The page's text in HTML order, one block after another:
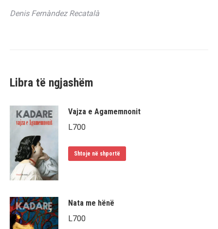
Denis Fernàndez Recatalà
Libra të ngjashëm
Vajza e Agamemnonit
L700
Shtoje në shportë
Nata me hënë
L700